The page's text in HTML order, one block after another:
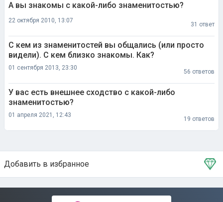
А вы знакомы с какой-либо знаменитостью?
22 октября 2010, 13:07
31 ответ
С кем из знаменитостей вы общались (или просто
видели). С кем близко знакомы. Как?
01 сентября 2013, 23:30
56 ответов
У вас есть внешнее сходство с какой-либо
знаменитостью?
01 апреля 2021, 12:43
19 ответов
Добавить в избранное
Тема в избранном